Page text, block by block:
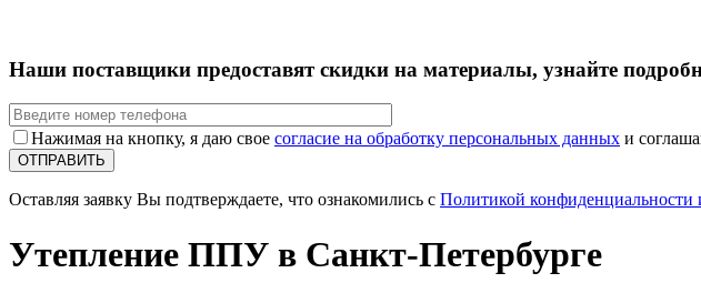
Наши поставщики предоставят скидки на материалы, узнайте
Нажимая на кнопку, я даю свое согласие на обработку персональных данных и
ОТПРАВИТЬ
Оставляя заявку Вы подтверждаете, что ознакомились с Политикой
Утепление ППУ в Санкт-Петербурге